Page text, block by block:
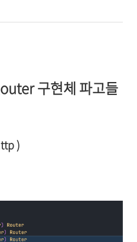
구현체 파고들
)